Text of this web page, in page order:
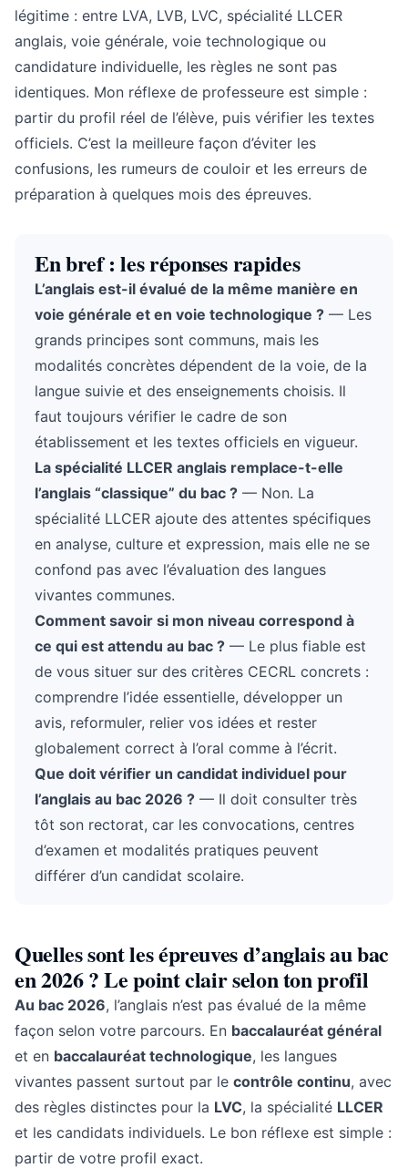
légitime : entre LVA, LVB, LVC, spécialité LLCER
anglais, voie générale, voie technologique ou
candidature individuelle, les règles ne sont pas
identiques. Mon réflexe de professeure est simple :
partir du profil réel de l’élève, puis vérifier les textes
officiels. C’est la meilleure façon d’éviter les
confusions, les rumeurs de couloir et les erreurs de
préparation à quelques mois des épreuves.
En bref : les réponses rapides
L’anglais est-il évalué de la même manière en
voie générale et en voie technologique ? — Les
grands principes sont communs, mais les
modalités concrètes dépendent de la voie, de la
langue suivie et des enseignements choisis. Il
faut toujours vérifier le cadre de son
établissement et les textes officiels en vigueur.
La spécialité LLCER anglais remplace-t-elle
l’anglais “classique” du bac ? — Non. La
spécialité LLCER ajoute des attentes spécifiques
en analyse, culture et expression, mais elle ne se
confond pas avec l’évaluation des langues
vivantes communes.
Comment savoir si mon niveau correspond à
ce qui est attendu au bac ? — Le plus fiable est
de vous situer sur des critères CECRL concrets :
comprendre l’idée essentielle, développer un
avis, reformuler, relier vos idées et rester
globalement correct à l’oral comme à l’écrit.
Que doit vérifier un candidat individuel pour
l’anglais au bac 2026 ? — Il doit consulter très
tôt son rectorat, car les convocations, centres
d’examen et modalités pratiques peuvent
différer d’un candidat scolaire.
Quelles sont les épreuves d’anglais au bac
en 2026 ? Le point clair selon ton profil
Au bac 2026, l’anglais n’est pas évalué de la même
façon selon votre parcours. En baccalauréat général
et en baccalauréat technologique, les langues
vivantes passent surtout par le contrôle continu, avec
des règles distinctes pour la LVC, la spécialité LLCER
et les candidats individuels. Le bon réflexe est simple :
partir de votre profil exact.